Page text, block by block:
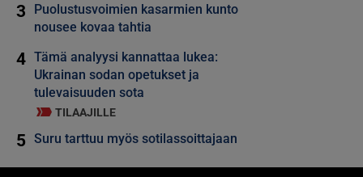
3
Puolustusvoimien kasarmien kunto
nousee kovaa tahtia
4 Tämä analyysi kannattaa lukea:
Ukrainan sodan opetukset ja
tulevaisuuden sota
TILAAJILLE
5 Suru tarttuu myös sotilassoittajaan